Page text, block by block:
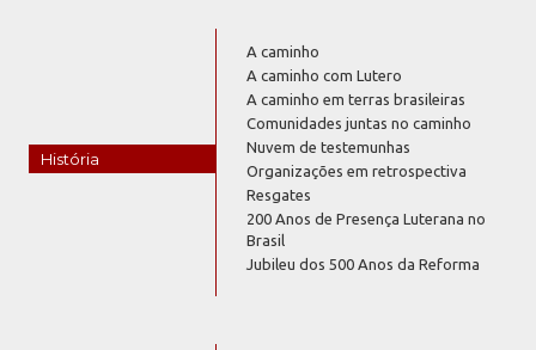
História
A caminho
A caminho com Lutero
A caminho em terras brasileiras
Comunidades juntas no caminho
Nuvem de testemunhas
Organizações em retrospectiva
Resgates
200 Anos de Presença Luterana no
Brasil
Jubileu dos 500 Anos da Reforma